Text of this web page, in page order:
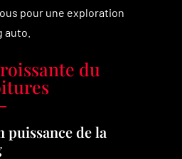
pour une exploration
du
puissance de la